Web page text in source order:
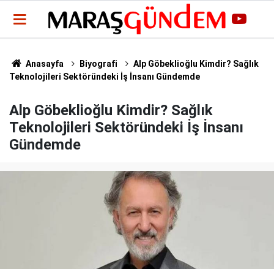
Anasayfa Biyografi
Alp Göbeklioğlu Kimdir? Sağlık
Teknolojileri Sektöründeki İş İnsanı Gündemde
Alp Göbeklioğlu Kimdir? Sağlık
Teknolojileri Sektöründeki İş İnsanı
Gündemde